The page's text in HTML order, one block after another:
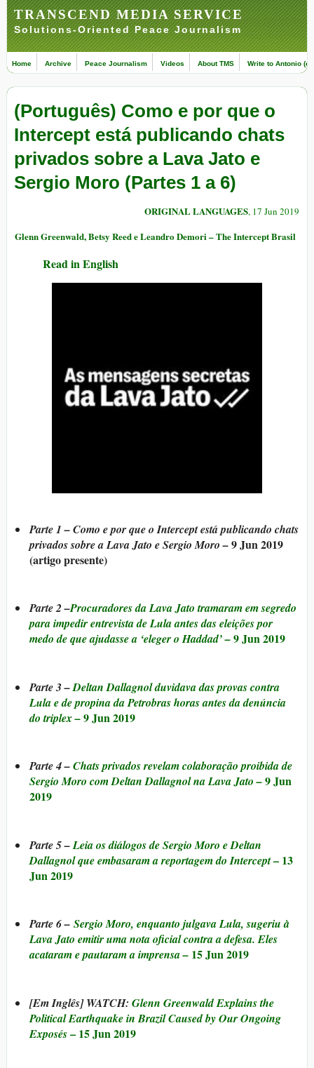
TRANSCEND MEDIA SERVICE
Solutions-Oriented Peace Journalism
Home Archive Peace Journalism Videos About TMS Write to Antonio
(Português) Como e por que o
Intercept está publicando chats
privados sobre a Lava Jato e
Sergio Moro (Partes 1 a 6)
ORIGINAL LANGUAGES, 17 Jun 2019
Glenn Greenwald, Betsy Reed e Leandro Demori – The Intercept Brasil
Read in English
Parte 1 – Como e por que o Intercept está publicando chats
privados sobre a Lava Jato e Sergio Moro –9 Jun 2019
(artigo presente)
Parte 2 –Procuradores da Lava Jato tramaram em segredo
para impedir entrevista de Lula antes das eleições por
medo de que ajudasse a ‘eleger o Haddad’ –9 Jun 2019
Parte 3–Deltan Dallagnol duvidava das provas contra
Lula e de propina da Petrobras horas antes da denúncia
do triplex –9 Jun 2019
Parte 4–Chats privados revelam colaboração proibida de
Sergio Moro com Deltan Dallagnol na Lava Jato –9 Jun
2019
Parte 5 –Leia os diálogos de Sergio Moro e Deltan
Dallagnol que embasaram a reportagem do Intercept– 13
Jun 2019
Parte 6 – Sergio Moro, enquanto julgava Lula, sugeriu à
Lava Jato emitir uma nota oficial contra a defesa. Eles
acataram e pautaram a imprensa– 15 Jun 2019
[Em Inglês] WATCH: Glenn Greenwald Explains the
Political Earthquake in Brazil Caused by Our Ongoing
Exposés– 15 Jun 2019